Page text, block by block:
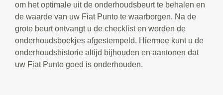
om het optimale uit de onderhoudsbeurt te behalen en
de waarde van uw Fiat Punto te waarborgen. Na de
grote beurt ontvangt u de checklist en worden de
onderhoudsboekjes afgestempeld. Hiermee kunt u de
onderhoudshistorie altijd bijhouden en aantonen dat
uw Fiat Punto goed is onderhouden.